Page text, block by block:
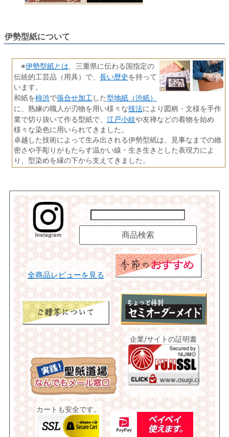
伊勢型紙について
※伊勢型紙とは 、三重県に伝わる国指定の
伝統的工芸品（用具）で、 長い歴史を持って
います。
和紙を柿渋で張合せ加工 した型地紙（渋紙）
に、熟練の職人が刃物を用い様々な技法により図柄・文様を手作
業で切り抜いて作る型紙で、 江戸小紋や友禅などの着物を始め
様々な染色に用いられてきました。
卓越した技術によって生み出される伊勢型紙は、見事なまでの緻
密さや手彫りがもたらす温かい線・生き生きとした表現力によ
り、型染めを縁の下から支えてきました。
全商品レビューを見る
企業/サイトの証明書
カートも安全です。